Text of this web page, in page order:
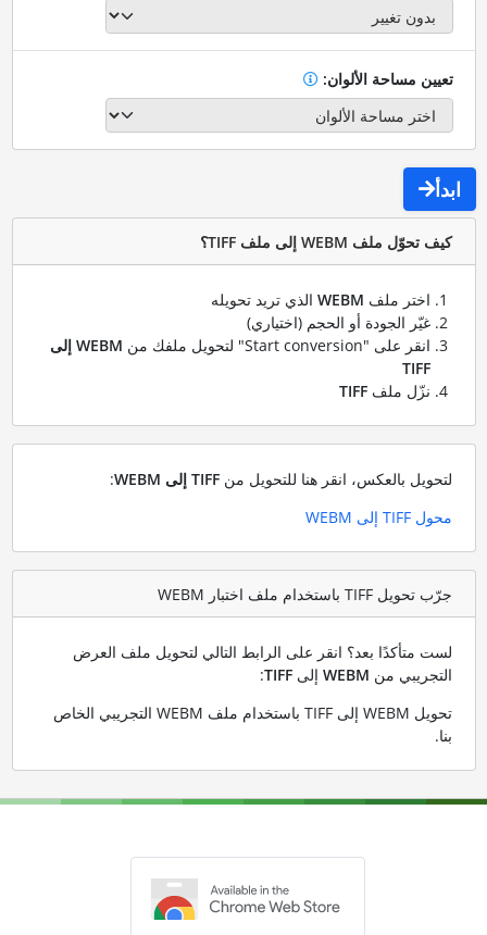
تعيين مساحة الألوان:
ابدأ
كيف تحوّل ملف WEBM إلى ملف TIFF؟
اختر ملف WEBMالذي تريد تحويله
غيّر الجودة أو الحجم (اختياري)
انقر على "Start conversion" لتحويل ملفك من
WEBM إلى
TIFF
نزّل ملف TIFF
لتحويل بالعكس، انقر هنا للتحويل من TIFF إلى WEBM
:
محول TIFF إلى WEBM
جرّب تحويل TIFF باستخدام ملف اختبار WEBM
لست متأكدًا بعد؟ انقر على الرابط التالي لتحويل ملف العرض
التجريبي من WEBMإلى TIFF
:
تحويل WEBM إلى TIFF باستخدام ملف WEBM التجريبي الخاص
بنا.